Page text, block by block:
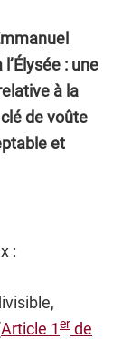
: une
à la
de voûte
et
:
Article 1er de